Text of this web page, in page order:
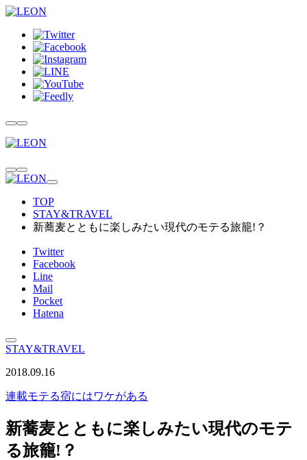
TOP
STAY&TRAVEL
新蕎麦とともに楽しみたい現代のモテる旅籠!？
Twitter
Facebook
Line
Mail
Pocket
Hatena
STAY&TRAVEL
2018.09.16
連載モテる宿にはワケがある
新蕎麦とともに楽しみたい現代のモテ
る旅籠!？